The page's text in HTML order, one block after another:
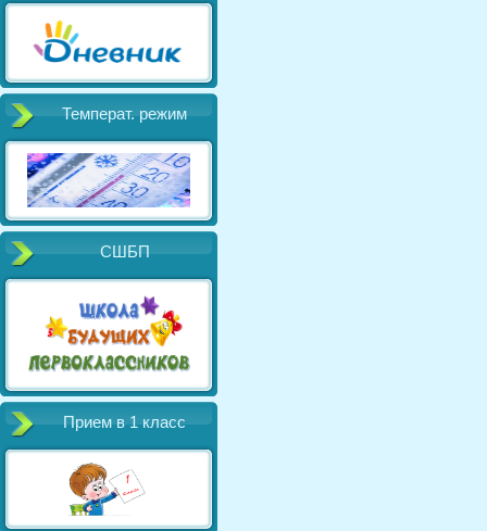
Температ. режим
СШБП
Прием в 1 класс